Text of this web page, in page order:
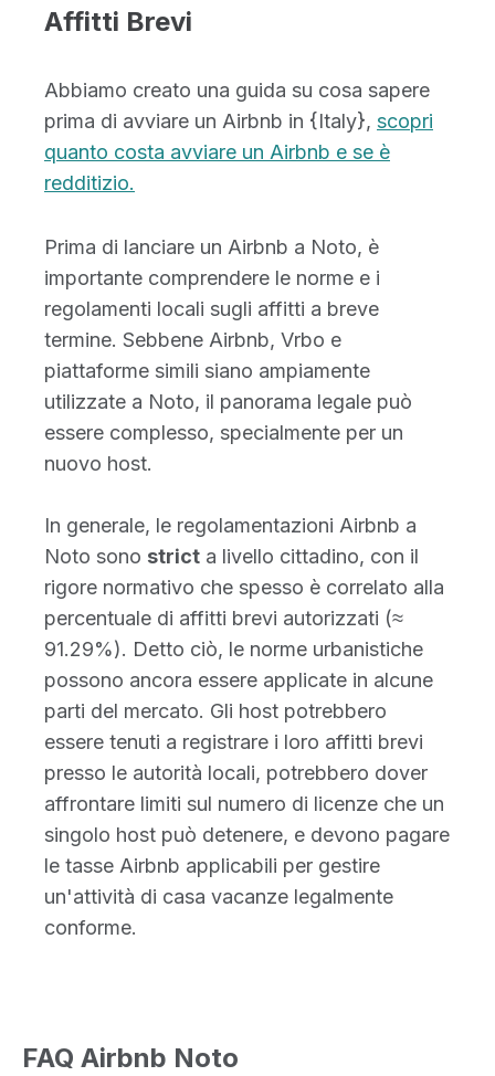
Affitti Brevi
Abbiamo creato una guida su cosa sapere
prima di avviare un Airbnb in {Italy}, scopri
quanto costa avviare un Airbnb e se è
redditizio.
Prima di lanciare un Airbnb a Noto, è
importante comprendere le norme e i
regolamenti locali sugli affitti a breve
termine. Sebbene Airbnb, Vrbo e
piattaforme simili siano ampiamente
utilizzate a Noto, il panorama legale può
essere complesso, specialmente per un
nuovo host.
In generale, le regolamentazioni Airbnb a
Noto sono strict a livello cittadino, con il
rigore normativo che spesso è correlato alla
percentuale di affitti brevi autorizzati (≈
91.29%). Detto ciò, le norme urbanistiche
possono ancora essere applicate in alcune
parti del mercato. Gli host potrebbero
essere tenuti a registrare i loro affitti brevi
presso le autorità locali, potrebbero dover
affrontare limiti sul numero di licenze che un
singolo host può detenere, e devono pagare
le tasse Airbnb applicabili per gestire
un'attività di casa vacanze legalmente
conforme.
FAQ Airbnb Noto